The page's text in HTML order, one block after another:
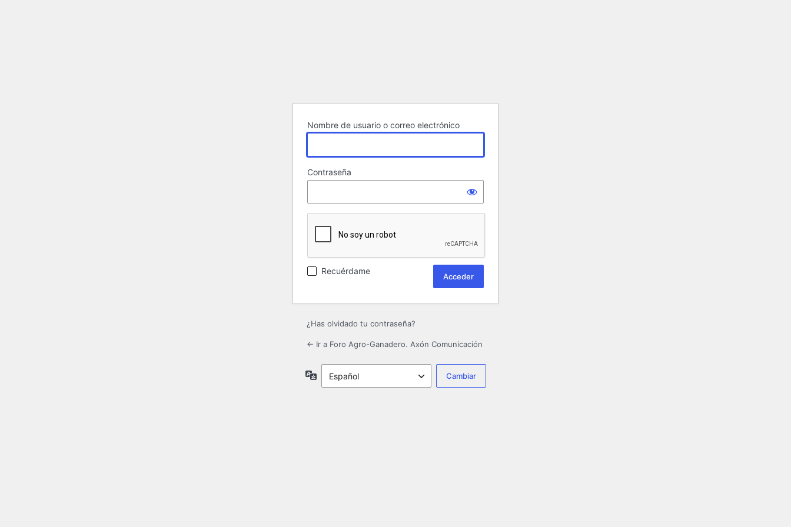
Nombre de usuario o correo electrónico
Contraseña
Recuérdame
¿Has olvidado tu contraseña?
← Ir a Foro Agro-Ganadero. Axón Comunicación
Idioma